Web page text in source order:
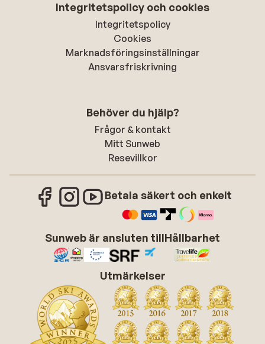
Integritetspolicy och cookies
Integritetspolicy
Cookies
Marknadsföringsinställningar
Ansvarsfriskrivning
Behöver du hjälp?
Frågor & kontakt
Mitt Sunweb
Resevillkor
Betala säkert och enkelt
Sunweb är ansluten tillHållbarhet
Utmärkelser